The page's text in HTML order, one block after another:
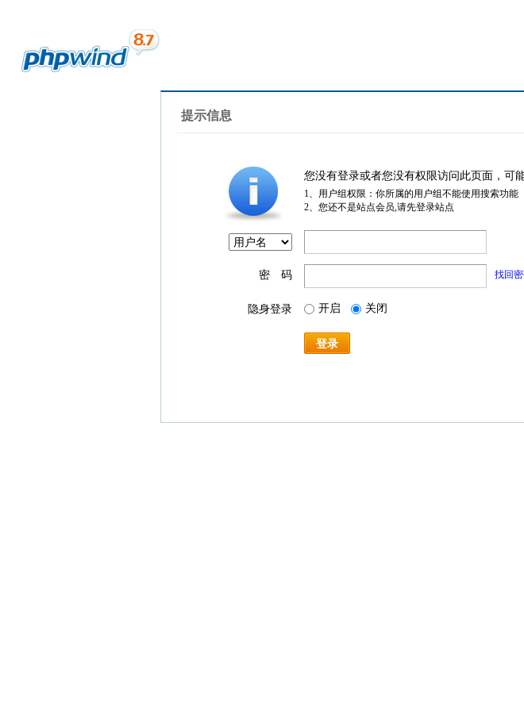
提示信息
您没有登录或者您没有权限访问此页面，可
1、用户组权限：你所属的用户组不能使用搜索功能
2、您还不是站点会员,请先登录站点
密 码 找回
隐身登录 开启 关闭
登录